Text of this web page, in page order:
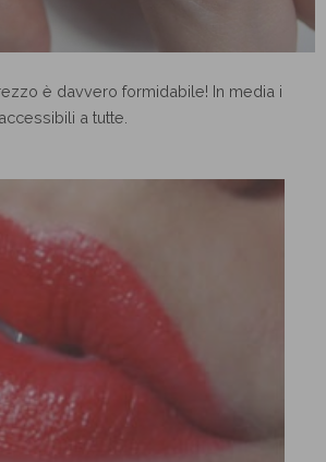
è davvero formidabile! In media i
a tutte.